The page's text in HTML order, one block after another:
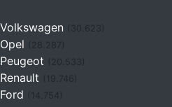
Volkswagen (30.623)
Opel
Peugeot
Renault (19.746)
Ford (14.754)